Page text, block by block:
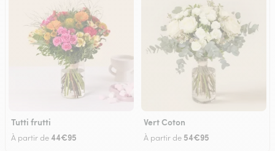
Tutti frutti
À partir de44€95
Vert Coton
À partir de 54€95